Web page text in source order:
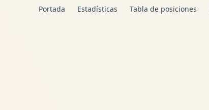
Portada Estadísticas Tabla de posiciones